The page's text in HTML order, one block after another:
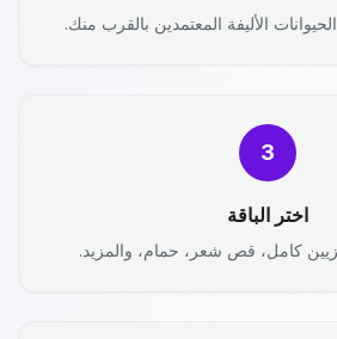
الأليفة المعتمدين بالقرب منك.
3
اختر الباقة
كامل، قص شعر، حمام، والمزيد.